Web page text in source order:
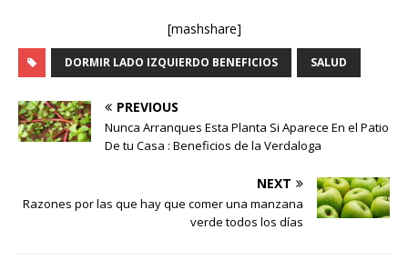
[mashshare]
DORMIR LADO IZQUIERDO BENEFICIOS SALUD
PREVIOUS
Nunca Arranques Esta Planta Si Aparece En el Patio
De tu Casa : Beneficios de la Verdaloga
NEXT
Razones por las que hay que comer una manzana
verde todos los días